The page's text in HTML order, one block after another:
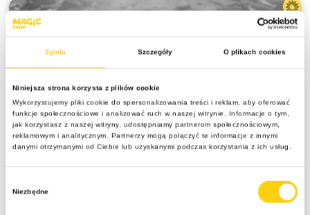
Zgoda Szczegóły O plikach cookies
Niniejsza strona korzysta z plików cookie
Wykorzystujemy pliki cookie do spersonalizowania treści i reklam, aby oferować
funkcje społecznościowe i analizować ruch w naszej witrynie. Informacje o tym,
jak korzystasz z naszej witryny, udostępniamy partnerom społecznościowym,
reklamowym i analitycznym. Partnerzy mogą połączyć te informacje z innymi
danymi otrzymanymi od Ciebie lub uzyskanymi podczas korzystania z ich usług.
Niezbędne
Tatrzańska